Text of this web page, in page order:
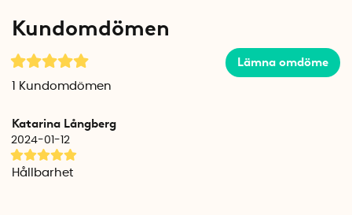
kan se till att kranvattnet är gott och drickbart på resan. Låt
Vattenreningstabletten fungerar endast i klart vatten.
Grumligt vatten måste renas genom ett ytterligare filter.
Vattenreningstabletterna tillverkas av det svenska företaget
Biocool. Biocool tillverkar skonsamma och effektiva
rengöringsprodukter som är enkla att använda.
Kundomdömen
Lämna omdöme
Kundomdömen
Katarina Långberg
2024-01-12
Hållbarhet